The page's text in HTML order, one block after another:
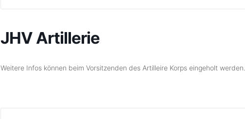
JHV Artillerie
Weitere Infos können beim Vorsitzenden des Artilleire Korps eingeholt werden.